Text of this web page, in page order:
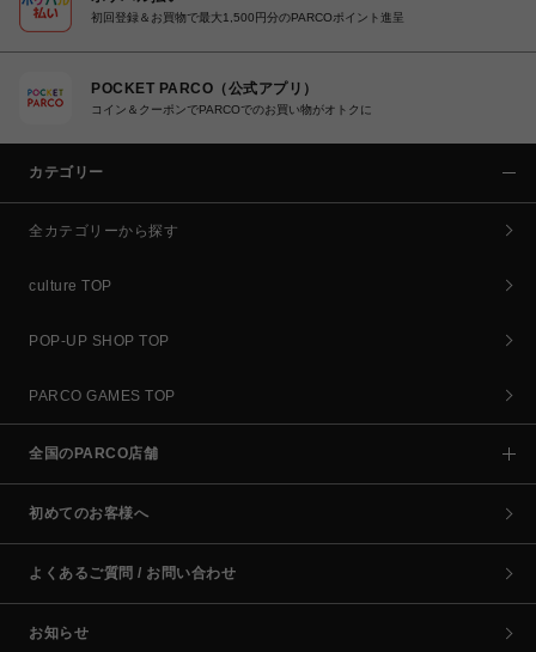
初回登録＆お買物で最大1,500円分のPARCOポイント進呈
POCKET PARCO（公式アプリ）
コイン＆クーポンでPARCOでのお買い物がオトクに
カテゴリー
全カテゴリーから探す
culture TOP
POP-UP SHOP TOP
PARCO GAMES TOP
全国のPARCO店舗
初めてのお客様へ
よくあるご質問 / お問い合わせ
お知らせ